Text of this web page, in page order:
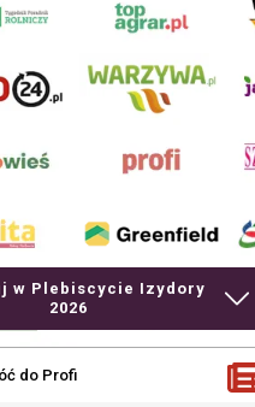
w Plebiscycie Izydory
2026
do Profi